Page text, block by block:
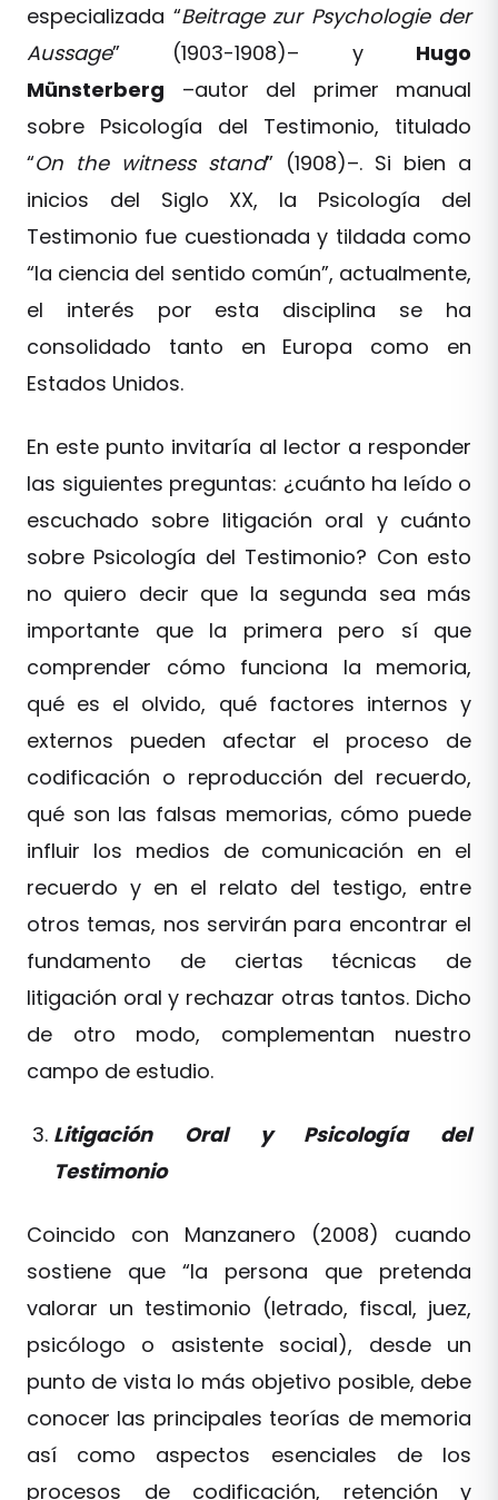
especializada “Beitrage zur Psychologie der
Aussage” (1903-1908)– y Hugo
Münsterberg –autor del primer manual
sobre Psicología del Testimonio, titulado
“On the witness stand” (1908)–. Si bien a
inicios del Siglo XX, la Psicología del
Testimonio fue cuestionada y tildada como
“la ciencia del sentido común”, actualmente,
el interés por esta disciplina se ha
consolidado tanto en Europa como en
Estados Unidos.
En este punto invitaría al lector a responder
las siguientes preguntas: ¿cuánto ha leído o
escuchado sobre litigación oral y cuánto
sobre Psicología del Testimonio? Con esto
no quiero decir que la segunda sea más
importante que la primera pero sí que
comprender cómo funciona la memoria,
qué es el olvido, qué factores internos y
externos pueden afectar el proceso de
codificación o reproducción del recuerdo,
qué son las falsas memorias, cómo puede
influir los medios de comunicación en el
recuerdo y en el relato del testigo, entre
otros temas, nos servirán para encontrar el
fundamento de ciertas técnicas de
litigación oral y rechazar otras tantos. Dicho
de otro modo, complementan nuestro
campo de estudio.
Litigación Oral y Psicología del
Testimonio
Coincido con Manzanero (2008) cuando
sostiene que “la persona que pretenda
valorar un testimonio (letrado, fiscal, juez,
psicólogo o asistente social), desde un
punto de vista lo más objetivo posible, debe
conocer las principales teorías de memoria
así como aspectos esenciales de los
procesos de codificación, retención y